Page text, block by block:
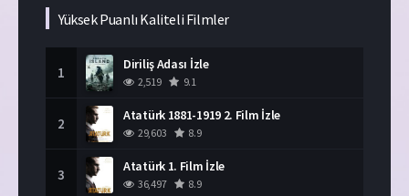
Yüksek Puanlı Kaliteli Filmler
1 Diriliş Adası İzle
2,519 9.1
2 Atatürk 1881-1919 2. Film İzle
29,603 8.9
3 Atatürk 1. Film İzle
36,497 8.9